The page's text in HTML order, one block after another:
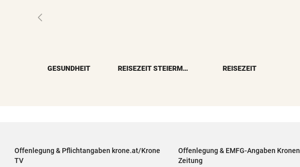
GESUNDHEIT REISEZEIT STEIERMARK REISEZEIT
Offenlegung & Pflichtangaben krone.at/Krone
TV
Offenlegung & EMFG-Angaben Kronen
Zeitung